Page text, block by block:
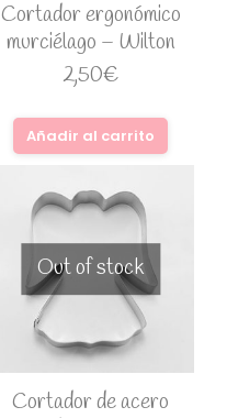
Cortador ergonómico
murciélago – Wilton
2,50€
Añadir al carrito
Out of stock
Cortador de acero